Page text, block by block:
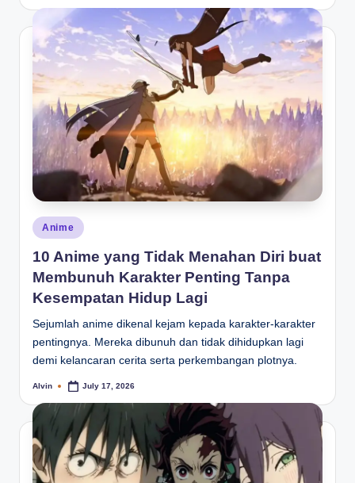
Posted
in
Anime
10 Anime yang Tidak Menahan Diri buat
Membunuh Karakter Penting Tanpa
Kesempatan Hidup Lagi
Sejumlah anime dikenal kejam kepada karakter-karakter
pentingnya. Mereka dibunuh dan tidak dihidupkan lagi
demi kelancaran cerita serta perkembangan plotnya.
Posted
Alvin July 17, 2026